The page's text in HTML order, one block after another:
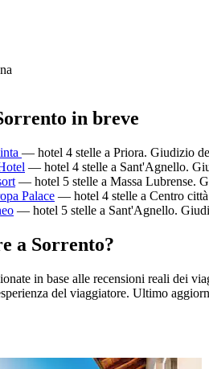
in breve
— hotel 4 stelle a Priora. Giudizio
— hotel 4 stelle a Sant'Agnello.
— hotel 5 stelle a Massa Lubrense.
Palace — hotel 4 stelle a Centro
— hotel 5 stelle a Sant'Agnello.
a Sorrento?
in base alle recensioni reali dei
del viaggiatore. Ultimo